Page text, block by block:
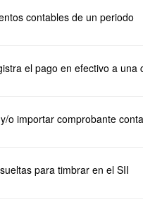
contables de un periodo
el pago en efectivo a
o importar comprobante
para timbrar en el SII